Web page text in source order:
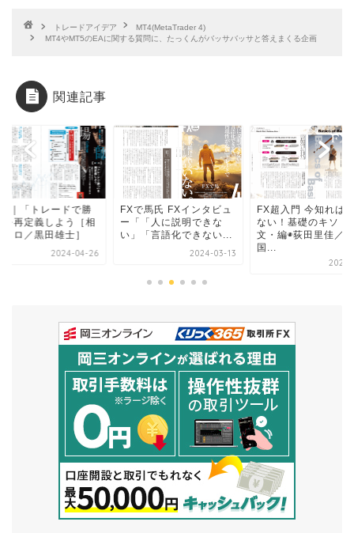
トレードアイデア
MT4(MetaTrader 4)
MT4やMT5のEAに関する質問に、たっくんがバッサバッサと答えまくる企画
関連記事
｜「トレードで勝
を再定義しよう［相
クロ／黒田雄士］
2024-04-26
FXで馬氏 FXインタビュ
ー「「人に説明できな
い」「言語化できない...
2024-03-13
FX超入門 今知れば
ない！基礎のキソ［
文・編◉荻田里佳／外
国...
2024-